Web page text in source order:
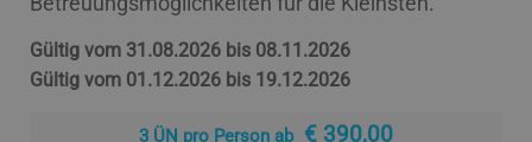
Gültig vom 31.08.2026 bis 08.11.2026
Gültig vom 01.12.2026 bis 19.12.2026
3 ÜN pro Person ab € 390,00